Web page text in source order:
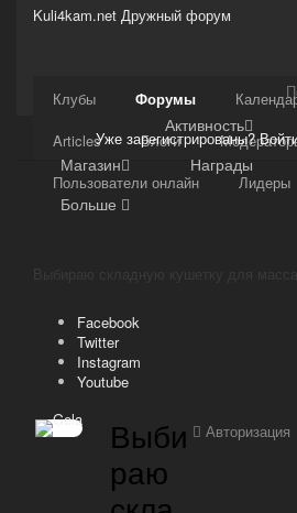
Kuli4kam.net Дружный форум
Сайт
Клубы Форумы
Articles
Блоги
Пользователи онлайн
Лидеры
Активность
Магазин
Награды
Больше
Уже зарегистрированы?
Facebook
Twitter
Instagram
Youtube
Авторизация
Выби
раю